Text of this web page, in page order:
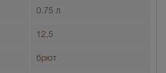
0.75 л
12,5
брют